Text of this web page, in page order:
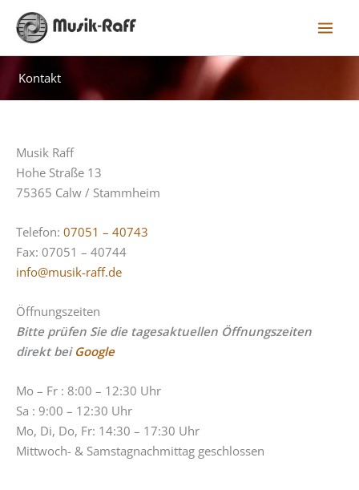
Inhalt
Kontakt
Musik Raff
Hohe Straße 13
75365 Calw / Stammheim
Telefon: 07051 – 40743
Fax: 07051 – 40744
info@musik-raff.de
Öffnungszeiten
Bitte prüfen Sie die tagesaktuellen Öffnungszeiten
direkt bei Google
Mo – Fr : 8:00 – 12:30 Uhr
Sa : 9:00 – 12:30 Uhr
Mo, Di, Do, Fr: 14:30 – 17:30 Uhr
Mittwoch- & Samstagnachmittag geschlossen